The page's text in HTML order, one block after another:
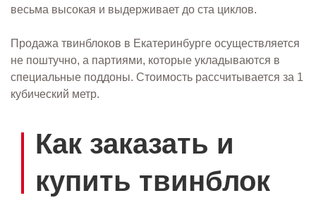
весьма высокая и выдерживает до ста циклов.
Продажа твинблоков в Екатеринбурге осуществляется
не поштучно, а партиями, которые укладываются в
специальные поддоны. Стоимость рассчитывается за 1
кубический метр.
Как заказать и
купить твинблок